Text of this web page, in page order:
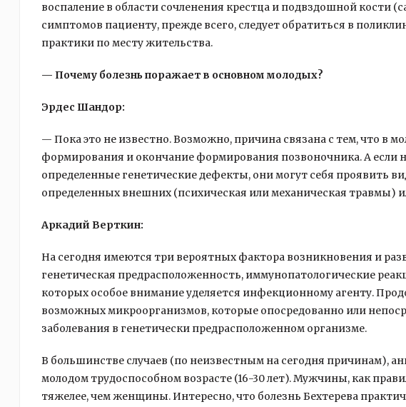
воспаление в области сочленения крестца и подвздошной кости
симптомов пациенту, прежде всего, следует обратиться в
практики по месту жительства.
— Почему болезнь поражает в основном молодых?
Эрдес Шандор:
— Пока это не известно. Возможно, причина связана с тем, что в
формирования и окончание формирования позвоночника. А если
определенные генетические дефекты, они могут себя проявить
определенных внешних (психическая или механическая травмы)
Аркадий Верткин:
На сегодня имеются три вероятных фактора возникновения и
генетическая предрасположенность, иммунопатологические
которых особое внимание уделяется инфекционному агенту.
возможных микроорганизмов, которые опосредованно или
заболевания в генетически предрасположенном организме.
В большинстве случаев (по неизвестным на сегодня причинам),
молодом трудоспособном возрасте (16-30 лет). Мужчины, как
тяжелее, чем женщины. Интересно, что болезнь Бехтерева